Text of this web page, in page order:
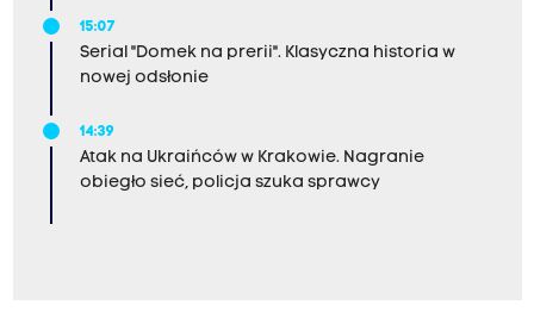
15:07
Serial "Domek na prerii". Klasyczna historia w
nowej odsłonie
14:39
Atak na Ukraińców w Krakowie. Nagranie
obiegło sieć, policja szuka sprawcy